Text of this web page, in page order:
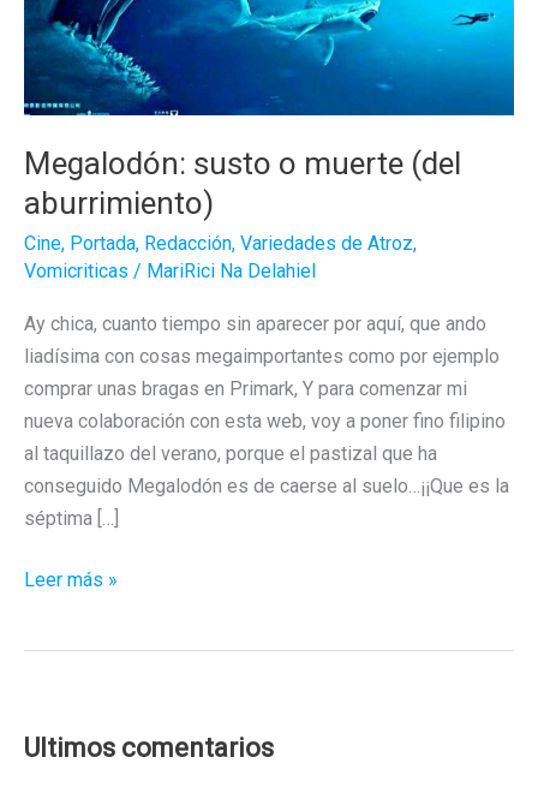
Megalodón: susto o muerte (del
aburrimiento)
Cine, Portada, Redacción, Variedades de Atroz,
Vomicriticas / MariRici Na Delahiel
Ay chica, cuanto tiempo sin aparecer por aquí, que ando
liadísima con cosas megaimportantes como por ejemplo
comprar unas bragas en Primark, Y para comenzar mi
nueva colaboración con esta web, voy a poner fino filipino
al taquillazo del verano, porque el pastizal que ha
conseguido Megalodón es de caerse al suelo…¡¡Que es la
séptima […]
Megalodón:
aburrimiento)
Leer más »
Ultimos comentarios